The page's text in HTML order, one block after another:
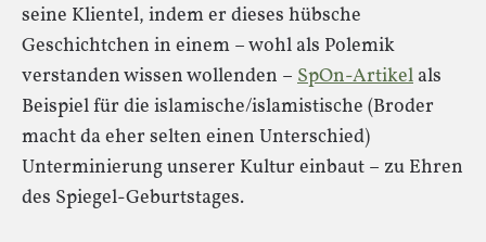
seine Klientel, indem er dieses hübsche
Geschichtchen in einem – wohl als Polemik
verstanden wissen wollenden – SpOn-Artikel als
Beispiel für die islamische/islamistische (Broder
macht da eher selten einen Unterschied)
Unterminierung unserer Kultur einbaut – zu Ehren
des Spiegel-Geburtstages.